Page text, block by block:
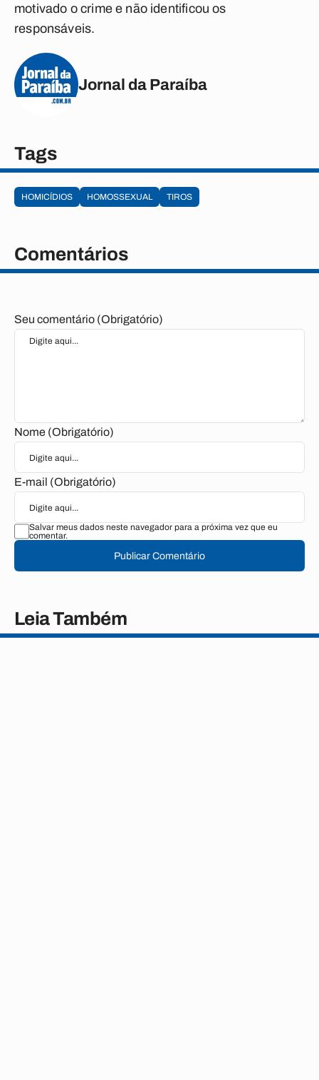
motivado o crime e não identificou os
responsáveis.
Jornal da Paraíba
Tags
HOMICÍDIOS HOMOSSEXUAL TIROS
Comentários
Seu comentário (Obrigatório)
Nome (Obrigatório)
E-mail (Obrigatório)
Salvar meus dados neste navegador para a próxima vez que eu
comentar.
Publicar Comentário
Leia Também